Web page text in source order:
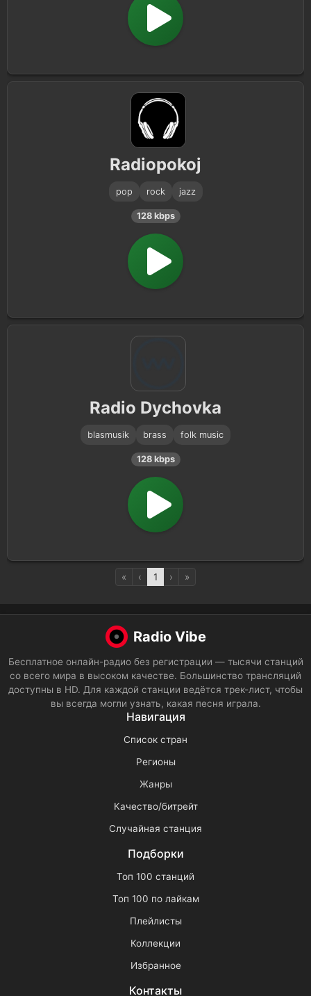
Radiopokoj
pop rock jazz
128 kbps
Radio Dychovka
blasmusik brass folk music
128 kbps
« ‹ 1 › »
Radio Vibe
Бесплатное онлайн-радио без регистрации — тысячи станций
со всего мира в высоком качестве. Большинство трансляций
доступны в HD. Для каждой станции ведётся трек-лист, чтобы
вы всегда могли узнать, какая песня играла.
Навигация
Список стран
Регионы
Жанры
Качество/битрейт
Случайная станция
Подборки
Топ 100 станций
Топ 100 по лайкам
Плейлисты
Коллекции
Избранное
Контакты